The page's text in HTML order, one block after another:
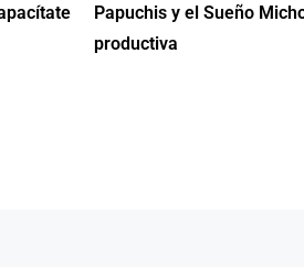
alternativa Conoce nuestra
una herramienta